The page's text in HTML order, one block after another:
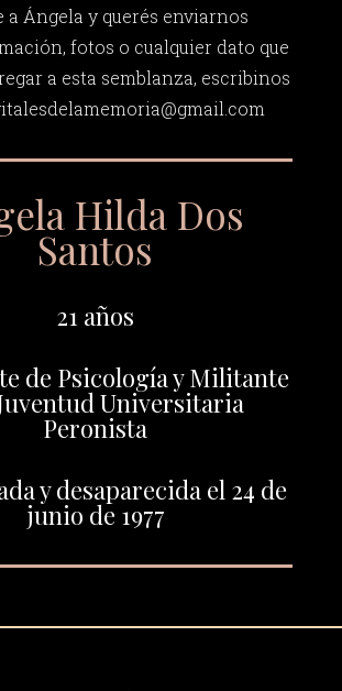
a Ángela y querés enviarnos
fotos o cualquier dato que
a esta semblanza, escribinos
Hilda Dos
Santos
21 años
de Psicología y Militante
Universitaria
Peronista
y desaparecida el 24 de
junio de 1977